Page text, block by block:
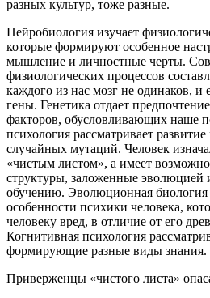
разных культур, тоже разные.
Нейробиология изучает
которые формируют особенное
мышление и личностные черты.
физиологических процессов
каждого из нас мозг не одинаков,
гены. Генетика отдает
факторов, обусловливающих наше
психология рассматривает
случайных мутаций. Человек
«чистым листом», а имеет
структуры, заложенные эволюцией
обучению. Эволюционная биология
особенности психики человека,
человеку вред, в отличие от его
Когнитивная психология
формирующие разные виды знания.
Приверженцы «чистого листа»